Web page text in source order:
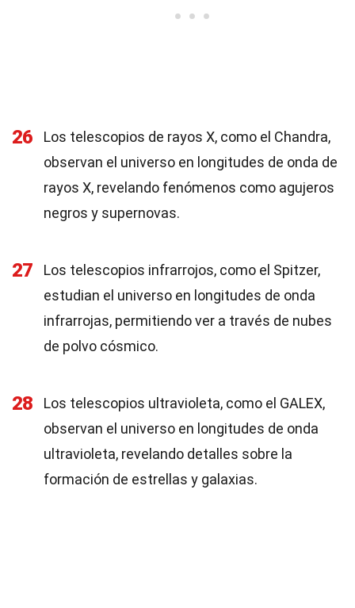
26
Los telescopios de rayos X, como el Chandra,
observan el universo en longitudes de onda de
rayos X, revelando fenómenos como agujeros
negros y supernovas.
27
Los telescopios infrarrojos, como el Spitzer,
estudian el universo en longitudes de onda
infrarrojas, permitiendo ver a través de nubes
de polvo cósmico.
28
Los telescopios ultravioleta, como el GALEX,
observan el universo en longitudes de onda
ultravioleta, revelando detalles sobre la
formación de estrellas y galaxias.